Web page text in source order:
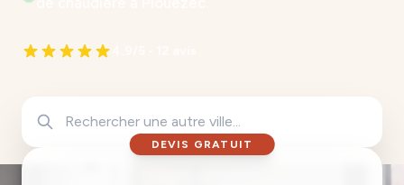
DEVIS GRATUIT